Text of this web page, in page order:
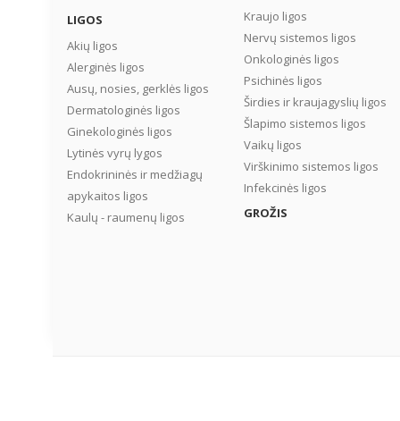
LIGOS
Akių ligos
Alerginės ligos
Ausų, nosies, gerklės ligos
Dermatologinės ligos
Ginekologinės ligos
Lytinės vyrų lygos
Endokrininės ir medžiagų
apykaitos ligos
Kaulų - raumenų ligos
Kraujo ligos
Nervų sistemos ligos
Onkologinės ligos
Psichinės ligos
Širdies ir kraujagyslių ligos
Šlapimo sistemos ligos
Vaikų ligos
Virškinimo sistemos ligos
Infekcinės ligos
GROŽIS